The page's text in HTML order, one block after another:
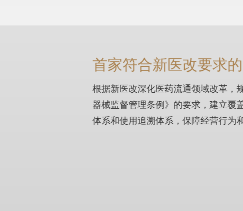
首家符合新医改要求
根据新医改深化医药流通领域改革，
器械监督管理条例》的要求，建立覆
体系和使用追溯体系，保障经营行为